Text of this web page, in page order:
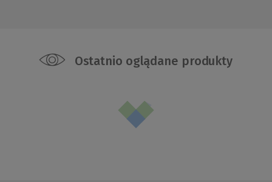
Ostatnio oglądane produkty